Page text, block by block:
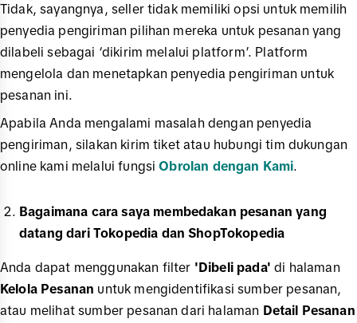
Tidak, sayangnya, seller tidak memiliki opsi untuk memilih
penyedia pengiriman pilihan mereka untuk pesanan yang
dilabeli sebagai ‘dikirim melalui platform’. Platform
mengelola dan menetapkan penyedia pengiriman untuk
pesanan ini.
Apabila Anda mengalami masalah dengan penyedia
pengiriman, silakan kirim tiket atau hubungi tim dukungan
online kami melalui fungsiObrolan dengan Kami
Bagaimana cara saya membedakan pesanan yang
datang dari Tokopedia dan ShopTokopedia
Anda dapat menggunakan filter 'Dibeli pada' di halaman
Kelola Pesanan untuk mengidentifikasi sumber pesanan,
atau melihat sumber pesanan dari halaman Detail Pesanan